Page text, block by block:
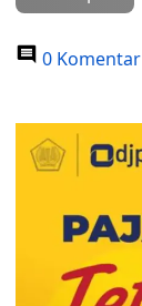
0 Komentar